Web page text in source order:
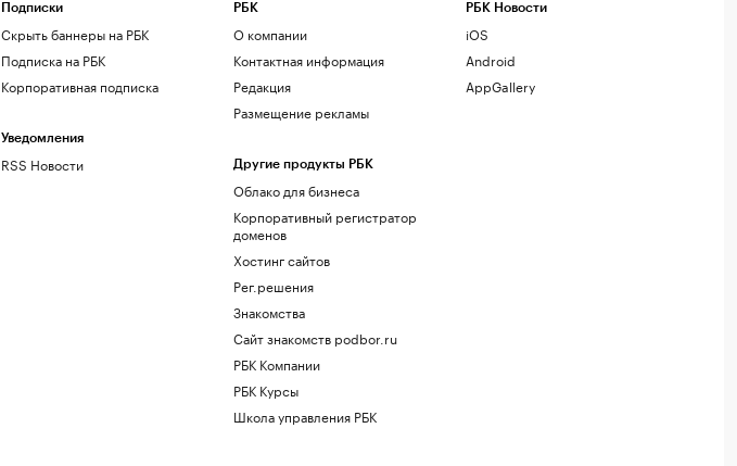
Подписки
Скрыть баннеры на РБК
Подписка на РБК
Корпоративная подписка
Уведомления
RSS Новости
РБК
О компании
Контактная информация
Редакция
Размещение рекламы
Другие продукты РБК
Облако для бизнеса
Корпоративный регистратор
доменов
Хостинг сайтов
Рег.решения
Знакомства
Сайт знакомств podbor.ru
РБК Компании
РБК Курсы
Школа управления РБК
РБК Новости
iOS
Android
AppGallery